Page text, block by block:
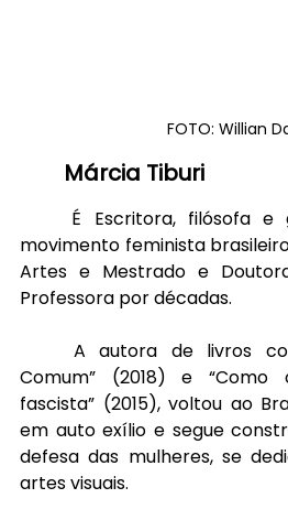
FOTO: Willian
Márcia Tiburi
movimento feminista
Artes e Mestrado e
Professora por décadas.
Comum” (2018) e
fascista” (2015), voltou ao
em auto exílio e segue
defesa das mulheres, se
artes visuais.